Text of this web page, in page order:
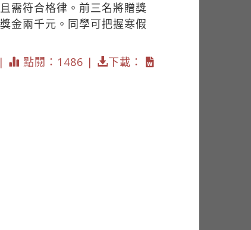
需符合格律。前三名將贈獎
金兩千元。同學可把握寒假
點閱：1486 | 下載：